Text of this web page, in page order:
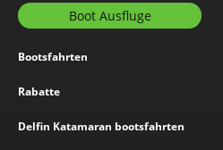
Boot Ausfluge
Bootsfahrten
Rabatte
Delfin Katamaran bootsfahrten